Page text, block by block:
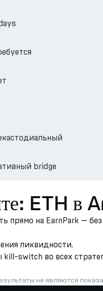
bridge
ETH в
прямо на EarnPark —
ликвидности.
switch во всех
не являются